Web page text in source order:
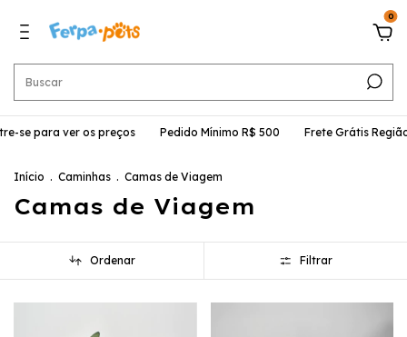
0
se para ver os preços Pedido Mínimo R$ 500 Frete Grátis Região
Início . Caminhas . Camas de Viagem
Camas de Viagem
Ordenar Filtrar